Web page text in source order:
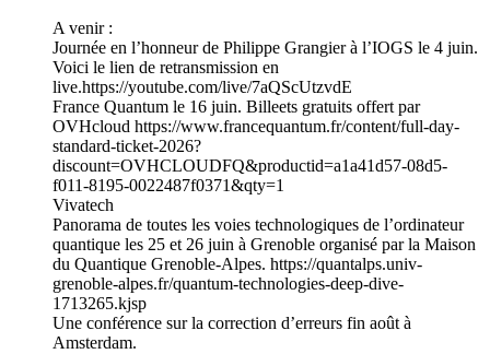
A venir :
Journée en l’honneur de Philippe Grangier à l’IOGS le 4 juin.
Voici le lien de retransmission en
live.https://youtube.com/live/7aQScUtzvdE
France Quantum le 16 juin. Billeets gratuits offert par
OVHcloud https://www.francequantum.fr/content/full-day-
standard-ticket-2026?
discount=OVHCLOUDFQ&productid=a1a41d57-08d5-
f011-8195-0022487f0371&qty=1
Vivatech
Panorama de toutes les voies technologiques de l’ordinateur
quantique les 25 et 26 juin à Grenoble organisé par la Maison
du Quantique Grenoble-Alpes. https://quantalps.univ-
grenoble-alpes.fr/quantum-technologies-deep-dive-
1713265.kjsp
Une conférence sur la correction d’erreurs fin août à
Amsterdam.